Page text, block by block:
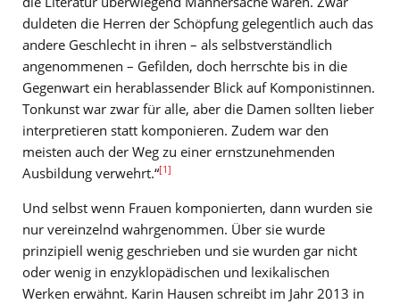
duldeten die Herren der Schöpfung gelegentlich auch das
andere Geschlecht in ihren – als selbstverständlich
angenommenen – Gefilden, doch herrschte bis in die
Gegenwart ein herablassender Blick auf Komponistinnen.
Tonkunst war zwar für alle, aber die Damen sollten lieber
interpretieren statt komponieren. Zudem war den
meisten auch der Weg zu einer ernstzunehmenden
Ausbildung verwehrt.“[1]
Und selbst wenn Frauen komponierten, dann wurden sie
nur vereinzelnd wahrgenommen. Über sie wurde
prinzipiell wenig geschrieben und sie wurden gar nicht
oder wenig in enzyklopädischen und lexikalischen
Werken erwähnt. Karin Hausen schreibt im Jahr 2013 in